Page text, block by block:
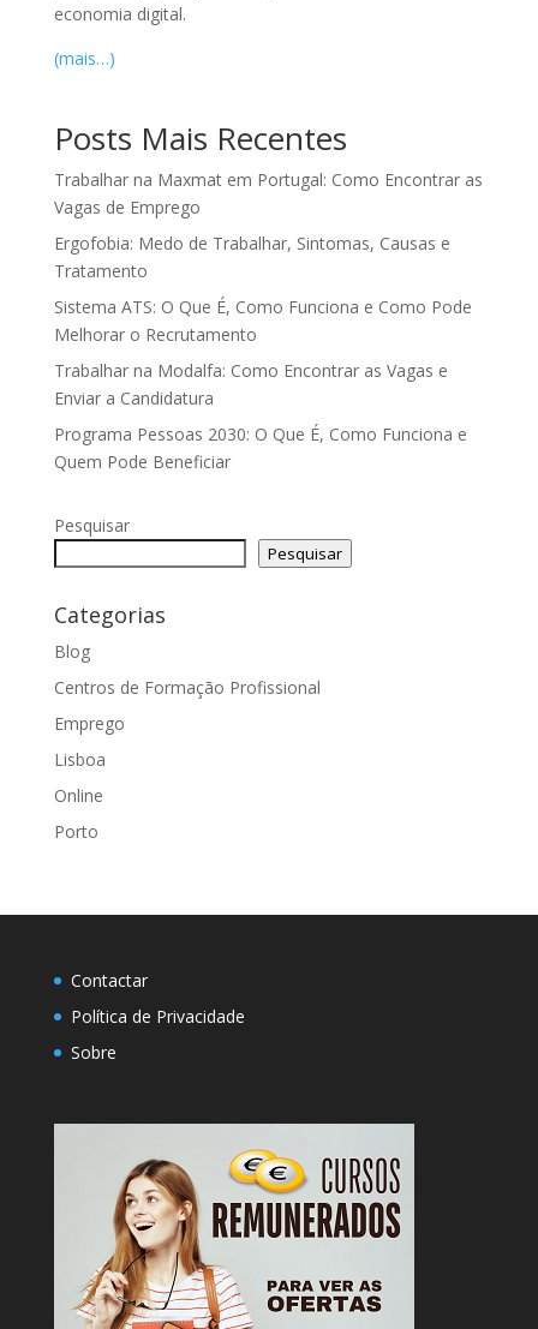
economia digital.
(mais…)
Posts Mais Recentes
Trabalhar na Maxmat em Portugal: Como Encontrar as
Vagas de Emprego
Ergofobia: Medo de Trabalhar, Sintomas, Causas e
Tratamento
Sistema ATS: O Que É, Como Funciona e Como Pode
Melhorar o Recrutamento
Trabalhar na Modalfa: Como Encontrar as Vagas e
Enviar a Candidatura
Programa Pessoas 2030: O Que É, Como Funciona e
Quem Pode Beneficiar
Pesquisar
Pesquisar
Categorias
Blog
Centros de Formação Profissional
Emprego
Lisboa
Online
Porto
Contactar
Política de Privacidade
Sobre